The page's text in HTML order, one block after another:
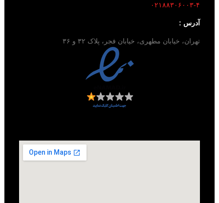
۰۲۱۸۸۳۰۶۰۰۳-۴
آدرس :
تهران، خیابان مطهری، خیابان فجر، پلاک ۳۲ و ۳۶